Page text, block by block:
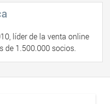
líder de la venta online
de 1.500.000 socios.